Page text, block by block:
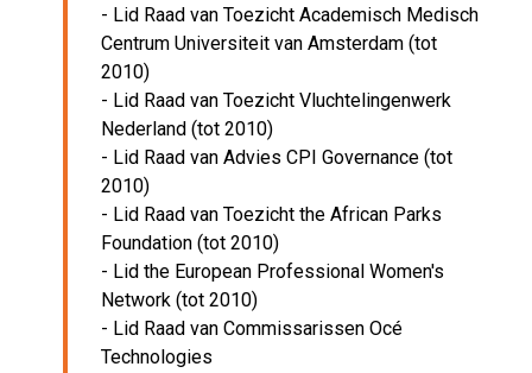
- Lid Raad van Toezicht Academisch Medisch
Centrum Universiteit van Amsterdam (tot
2010)
- Lid Raad van Toezicht Vluchtelingenwerk
Nederland (tot 2010)
- Lid Raad van Advies CPI Governance (tot
2010)
- Lid Raad van Toezicht the African Parks
Foundation (tot 2010)
- Lid the European Professional Women's
Network (tot 2010)
- Lid Raad van Commissarissen Océ
Technologies